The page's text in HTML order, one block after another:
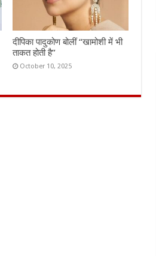
दीपिका पादुकोण बोलीं “खामोशी में भी
ताकत होती है”
October 10, 2025